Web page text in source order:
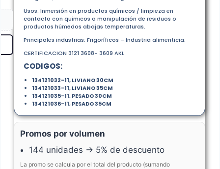
Usos: Inmersión en productos químicos / limpieza en
contacto con químicos o manipulación de residuos o
productos húmedos abajas temperaturas.
Principales industrias: Frigoríficos – Industria alimenticia.
CERTIFICACION 3121 3608- 3609 AKL
CODIGOS:
134121032-11, LIVIANO 30CM
134121033-11, LIVIANO 35CM
134121035-11, PESADO 30CM
134121036-11, PESADO 35CM
Promos por volumen
144 unidades → 5% de descuento
La promo se calcula por el total del producto (sumando